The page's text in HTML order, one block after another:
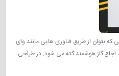
بتوان از طریق فناوری هایی مانند وای
اجاق گاز هوشمند گته می شود. در طراحی